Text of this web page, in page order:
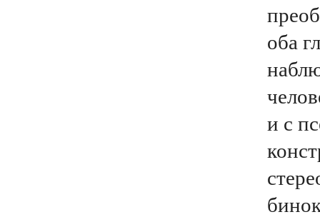
оба
и с